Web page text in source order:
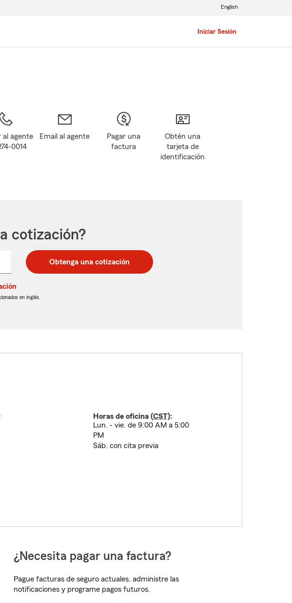
Iniciar Sesión
English
al agente
0014
Email al agente
Pagar una
factura
Obtén una
tarjeta de
identificación
cotización?
Obtenga una cotización
en inglés.
Horas de oficina (CST):
Lun. - vie. de 9:00 AM a 5:00
PM
Sáb. con cita previa
¿Necesita pagar una factura?
Pague facturas de seguro actuales, administre las
notificaciones y programe pagos futuros.